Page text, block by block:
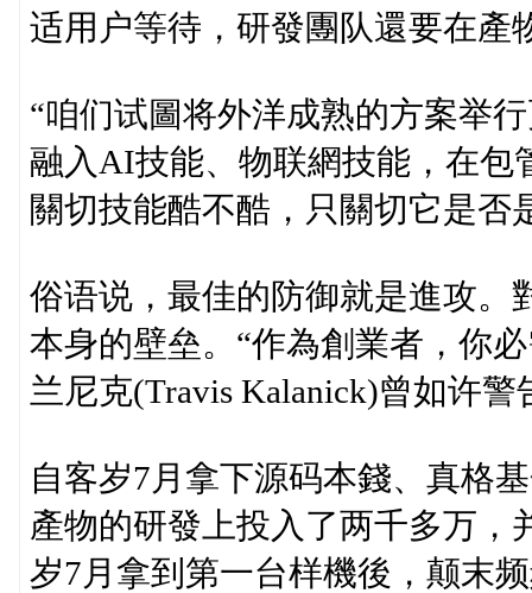
适用户等待，研發團队還要在產
“咱们试圖将外洋成熟的方案举
融入AI技能、物联網技能，在包
關切技能酷不酷，只關切它是否
俗语说，最佳的防御就是進攻。
本身的壁垒。“作為創業者，你
兰尼克(Travis Kalanick)曾如许警
自客岁7月拿下源码本錢、真格
產物的研發上投入了两千多万，
岁7月拿到第一台样機後，颠末